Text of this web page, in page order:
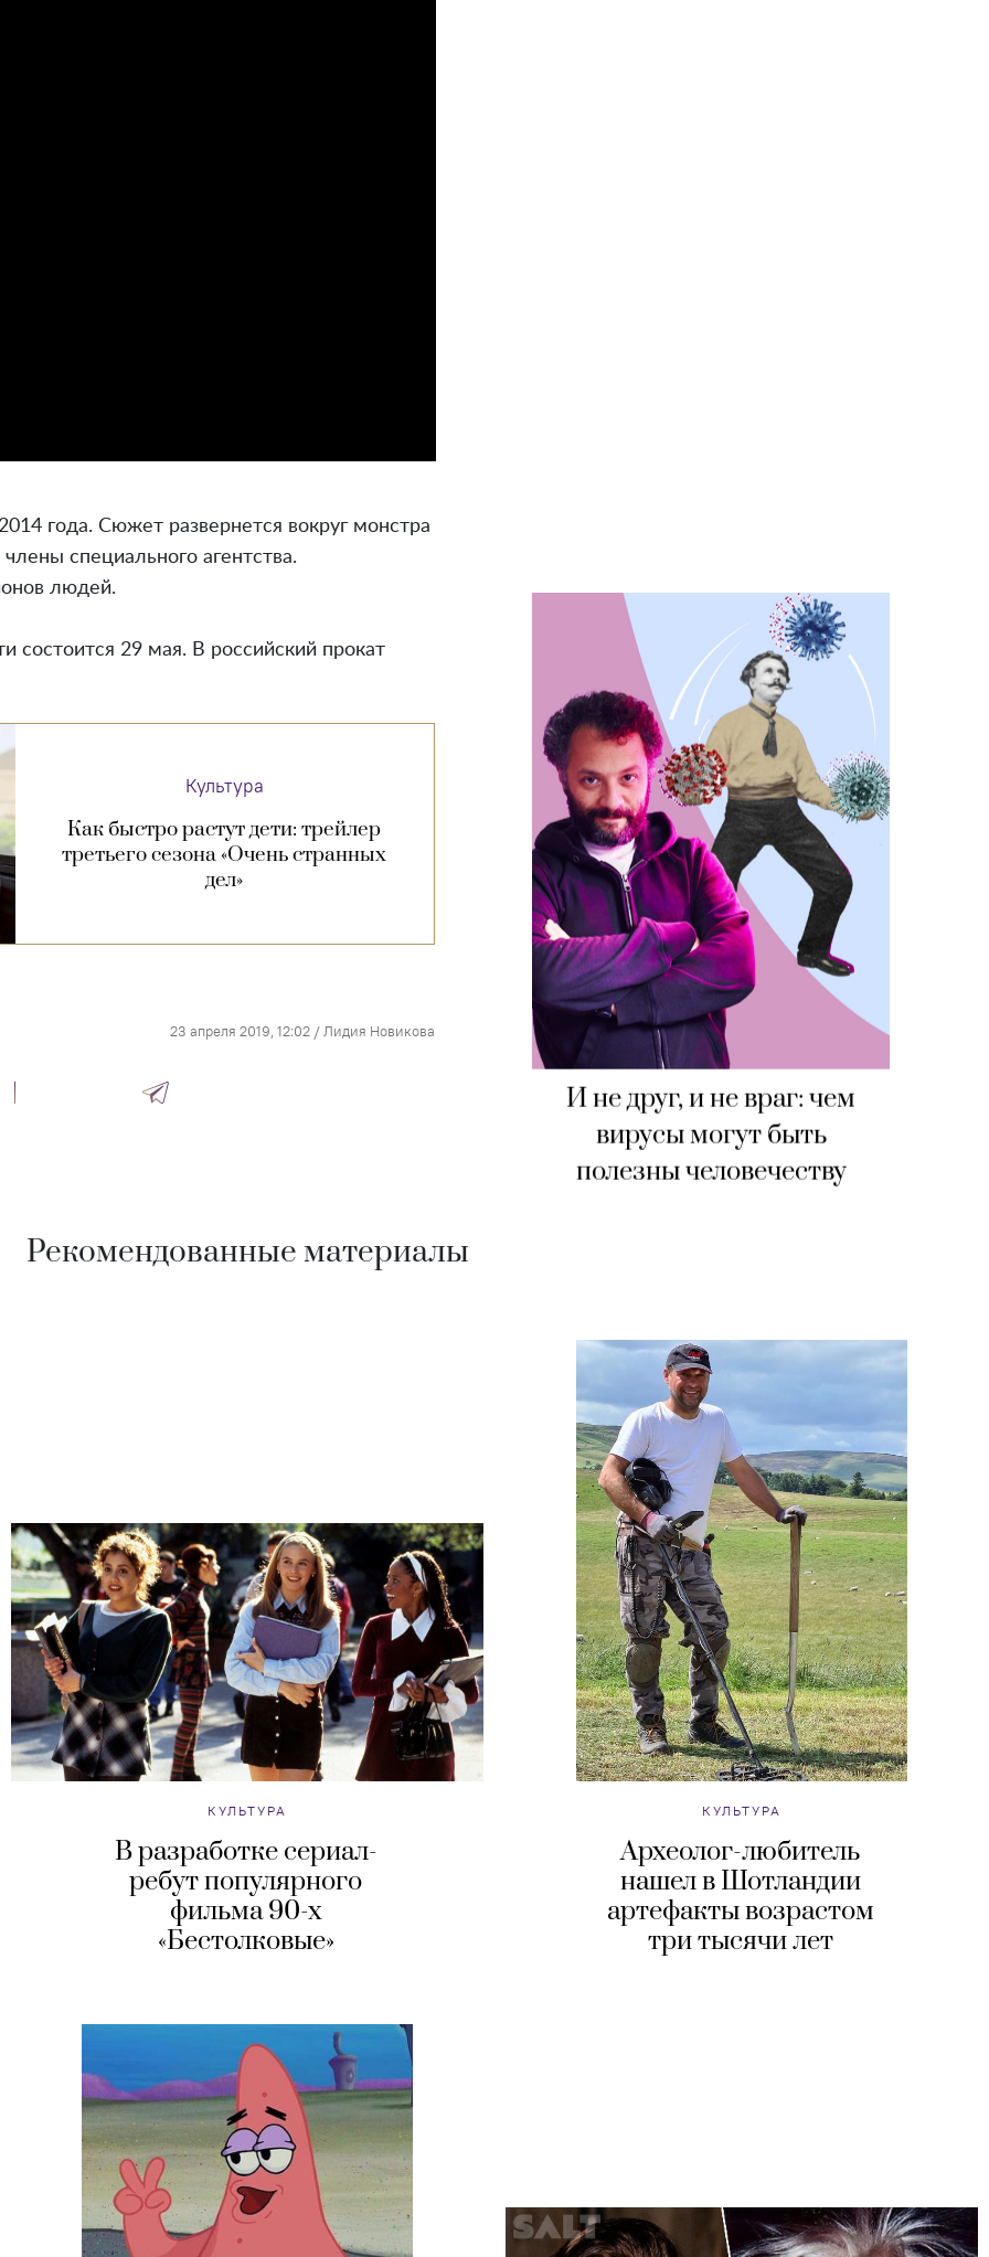
И не друг, и не враг: чем
вирусы могут быть
полезны человечеству
года. Сюжет развернется вокруг монстра
специального агентства.
людей.
состоится 29 мая. В российский прокат
Культура
Как быстро растут дети: трейлер
третьего сезона «Очень странных
дел»
23 апреля 2019, 12:02 / Лидия Новикова
Рекомендованные материалы
КУЛЬТУРА
В разработке сериал-
ребут популярного
фильма 90-х
«Бестолковые»
КУЛЬТУРА
Археолог-любитель
нашел в Шотландии
артефакты возрастом
три тысячи лет